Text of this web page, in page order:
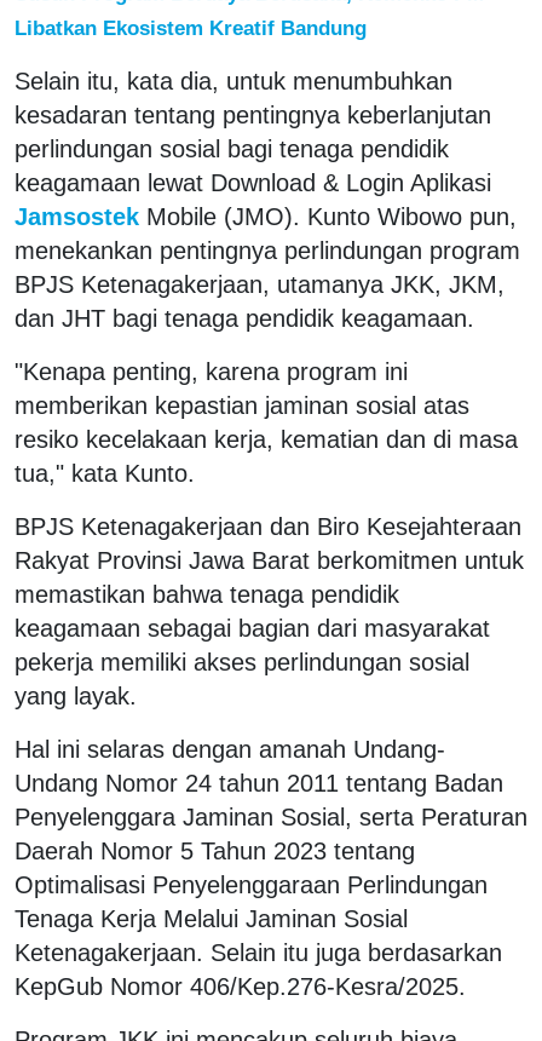
Libatkan Ekosistem Kreatif Bandung
Selain itu, kata dia, untuk menumbuhkan
kesadaran tentang pentingnya keberlanjutan
perlindungan sosial bagi tenaga pendidik
keagamaan lewat Download & Login Aplikasi
Jamsostek Mobile (JMO). Kunto Wibowo pun,
menekankan pentingnya perlindungan program
BPJS Ketenagakerjaan, utamanya JKK, JKM,
dan JHT bagi tenaga pendidik keagamaan.
"Kenapa penting, karena program ini
memberikan kepastian jaminan sosial atas
resiko kecelakaan kerja, kematian dan di masa
tua," kata Kunto.
BPJS Ketenagakerjaan dan Biro Kesejahteraan
Rakyat Provinsi Jawa Barat berkomitmen untuk
memastikan bahwa tenaga pendidik
keagamaan sebagai bagian dari masyarakat
pekerja memiliki akses perlindungan sosial
yang layak.
Hal ini selaras dengan amanah Undang-
Undang Nomor 24 tahun 2011 tentang Badan
Penyelenggara Jaminan Sosial, serta Peraturan
Daerah Nomor 5 Tahun 2023 tentang
Optimalisasi Penyelenggaraan Perlindungan
Tenaga Kerja Melalui Jaminan Sosial
Ketenagakerjaan. Selain itu juga berdasarkan
KepGub Nomor 406/Kep.276-Kesra/2025.